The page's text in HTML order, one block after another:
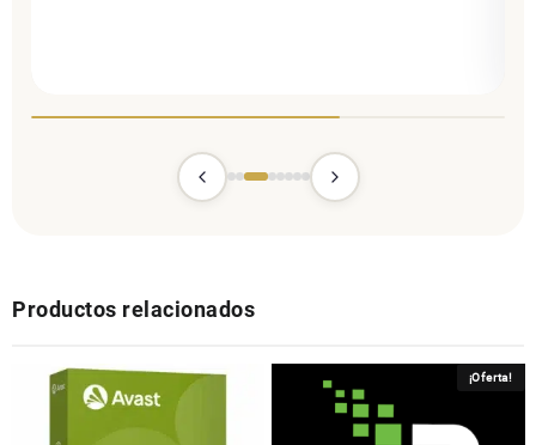
Productos relacionados
¡Oferta!